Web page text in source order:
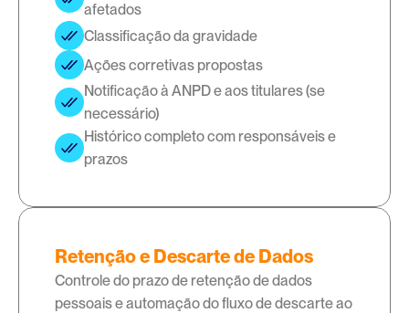
afetados
Classificação da gravidade
Ações corretivas propostas
Notificação à ANPD e aos titulares (se
necessário)
Histórico completo com responsáveis e
prazos
Retenção e Descarte de Dados
Controle do prazo de retenção de dados
pessoais e automação do fluxo de descarte ao